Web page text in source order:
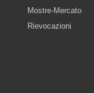
Mostre-Mercato
Rievocazioni